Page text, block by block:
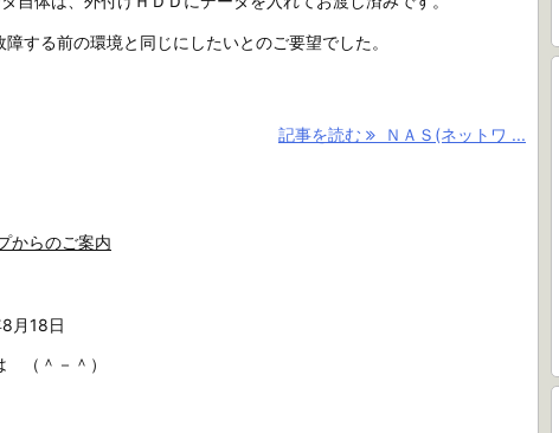
障する前の環境と同じにしたいとのご要望でした。
記事を読む ＮＡＳ(ネットワ ...
からのご案内
月18日
（＾－＾）